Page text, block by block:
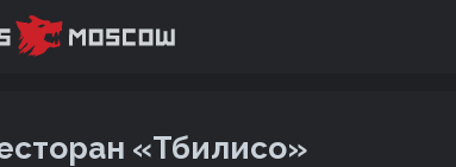
«Тбилисо»